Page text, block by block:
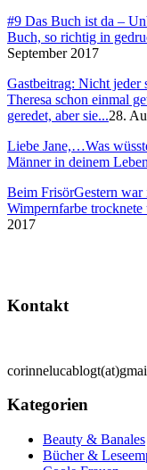
#9 Das Buch ist da –
Buch, so richtig in
September 2017
Gastbeitrag: Nicht jeder
Theresa schon einmal
geredet, aber sie...28.
Liebe Jane,…Was
Männer in deinem
Beim FrisörGestern war
Wimpernfarbe
2017
Kontakt
Kategorien
Beauty & Banales
Bücher &